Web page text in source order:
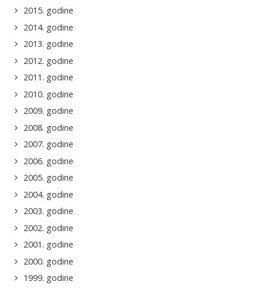
2015. godine
2014. godine
2013. godine
2012. godine
2011. godine
2010. godine
2009. godine
2008. godine
2007. godine
2006. godine
2005. godine
2004. godine
2003. godine
2002. godine
2001. godine
2000. godine
1999. godine